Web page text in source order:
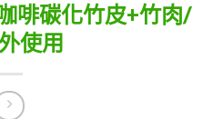
啡碳化竹皮+竹肉/
使用